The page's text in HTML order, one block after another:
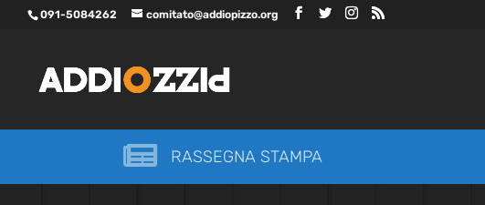
091-5084262 comitato@addiopizzo.org
 RASSEGNA STAMPA